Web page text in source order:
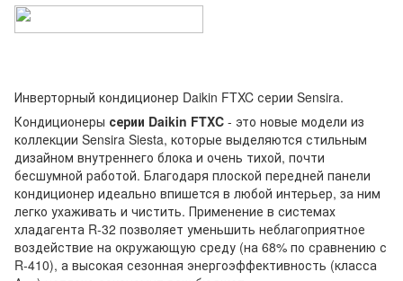
Инверторный кондиционер Daikin FTXC серии Sensira.
Кондиционеры серии Daikin FTXC - это новые модели из
коллекции Sensira Siesta, которые выделяются стильным
дизайном внутреннего блока и очень тихой, почти
бесшумной работой. Благодаря плоской передней панели
кондиционер идеально впишется в любой интерьер, за ним
легко ухаживать и чистить. Применение в системах
хладагента R-32 позволяет уменьшить неблагоприятное
воздействие на окружающую среду (на 68% по сравнению с
R-410), а высокая сезонная энергоэффективность (класса